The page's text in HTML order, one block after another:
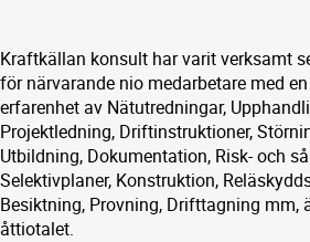
Kraftkällan konsult har varit verksamt
för närvarande nio medarbetare med
erfarenhet av Nätutredningar,
Projektledning, Driftinstruktioner,
Utbildning, Dokumentation, Risk- och
Selektivplaner, Konstruktion,
Besiktning, Provning, Drifttagning mm,
åttiotalet.